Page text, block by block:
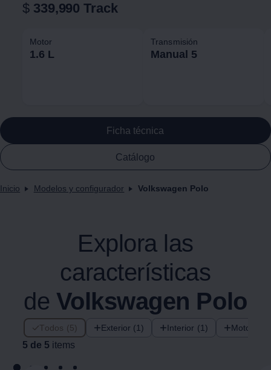
$ 339,990 Track
Motor
1.6 L
Transmisión
Manual 5
Ficha técnica
Catálogo
Inicio Modelos y configurador Volkswagen Polo
Explora las
características
de Volkswagen Polo
Todos (5) Exterior (1) Interior (1)
5 de 5 items
5 de 5 items